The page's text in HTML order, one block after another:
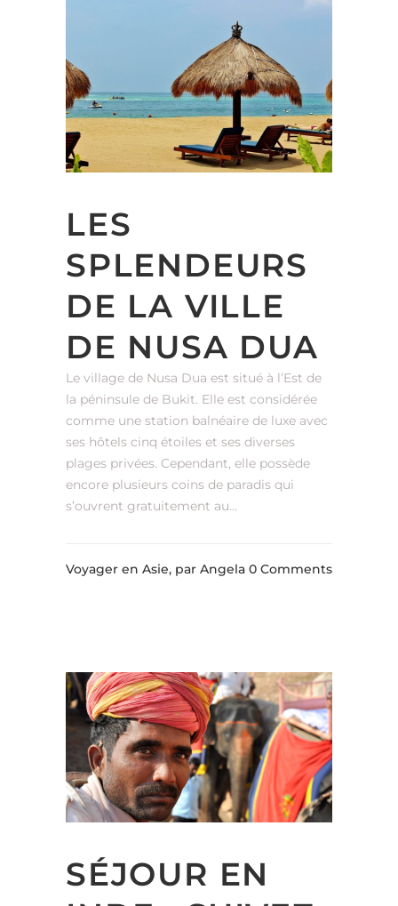
LES
SPLENDEURS
DE LA VILLE
DE NUSA DUA
Le village de Nusa Dua est situé à l’Est de
la péninsule de Bukit. Elle est considérée
comme une station balnéaire de luxe avec
ses hôtels cinq étoiles et ses diverses
plages privées. Cependant, elle possède
encore plusieurs coins de paradis qui
s’ouvrent gratuitement au...
Voyager en Asie, par Angela 0 Comments
SÉJOUR EN